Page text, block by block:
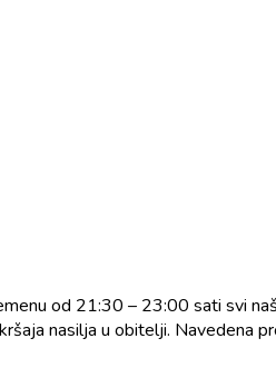
od 21:30 – 23:00 sati svi
nasilja u obitelji. Navedena